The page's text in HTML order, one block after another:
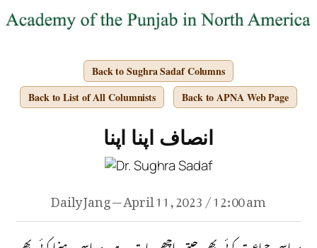
Back to Sughra Sadaf Columns
Back to List of All Columnists
Back to APNA Web Page
انصاف اپنا اپنا
Daily Jang — April 11, 2023 / 12:00 am